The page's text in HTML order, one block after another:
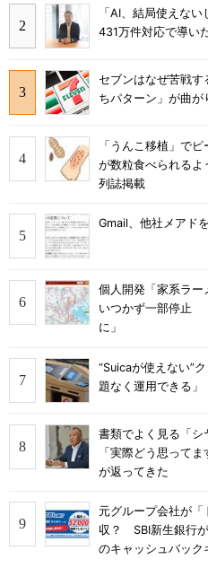
「AI、結局使えな
431万件対応で導い
セブンはなぜ苦戦
ちパターン」が曲が
「うんこ移植」で
が数粒食べられる
列誌掲載
Gmail、他社メアド
個人開発「家系ラ
いつかず一部停止
に」
“Suicaが使えない”
題なく運用できる」
書類でよく見る「シ
「実際どう思って
が返ってきた
元グループ会社が
収？ SBI新生銀行
のキャッシュバック